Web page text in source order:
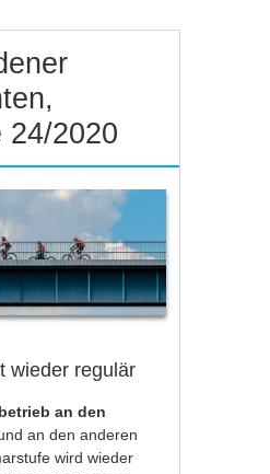
24/2020
wieder regulär
an den
an den anderen
wird wieder